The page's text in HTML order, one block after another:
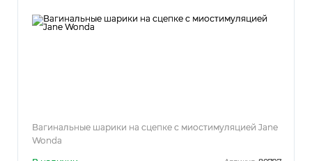
Вагинальные шарики на сцепке с миостимуляцией Jane
Wonda